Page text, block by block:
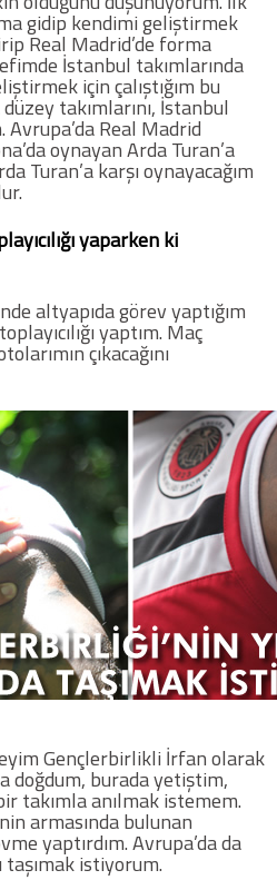
gidip kendimi geliştirmek
Real Madrid’de forma
İstanbul takımlarında
için çalıştığım bu
takımlarını, İstanbul
Real Madrid
oynayan Arda Turan’a
Turan’a karşı oynayacağım
yaparken ki
altyapıda görev yaptığım
yaptım. Maç
çıkacağını
Gençlerbirlikli İrfan olarak
doğdum, burada yetiştim,
takımla anılmak istemem.
armasında bulunan
yaptırdım. Avrupa’da da
taşımak istiyorum.